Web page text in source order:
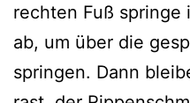
rechten Fuß
ab, um über die
springen. Dann